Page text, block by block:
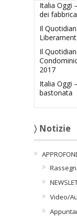
Italia Oggi
dei
Il
Il
2017
Italia Oggi
bastonata
〉 Notizie
Video/